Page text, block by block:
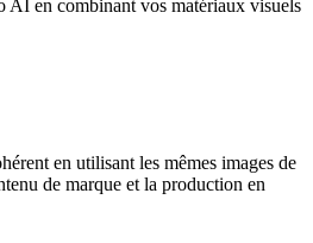
AI en combinant vos matériaux visuels
en utilisant les mêmes images de
de marque et la production en